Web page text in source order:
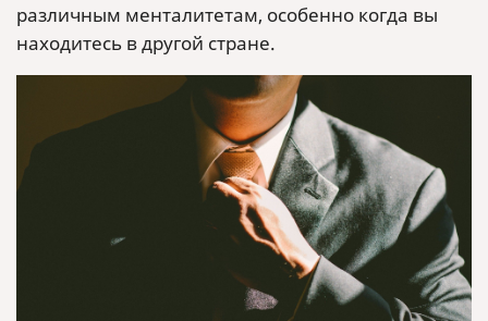
различным менталитетам, особенно когда вы
находитесь в другой стране.